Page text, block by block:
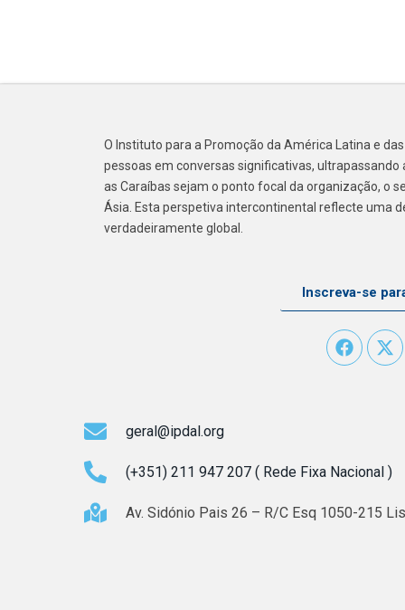
O Instituto para a Promoção da América Latina e
pessoas em conversas significativas,
as Caraíbas sejam o ponto focal da organização, o
Ásia. Esta perspetiva intercontinental reflecte uma
verdadeiramente global.
Inscreva-se
geral@ipdal.org
(+351) 211 947 207 ( Rede Fixa Nacional )
Av. Sidónio Pais 26 – R/C Esq 1050-215